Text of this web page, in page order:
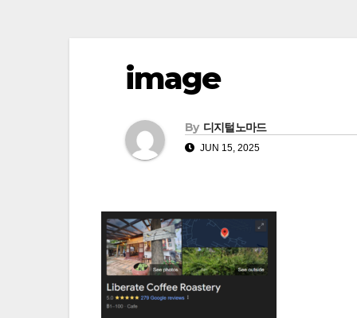
image
By 디지털노마드
JUN 15, 2025